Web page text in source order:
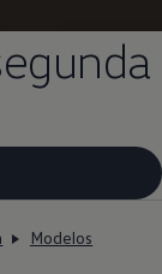
Modelos